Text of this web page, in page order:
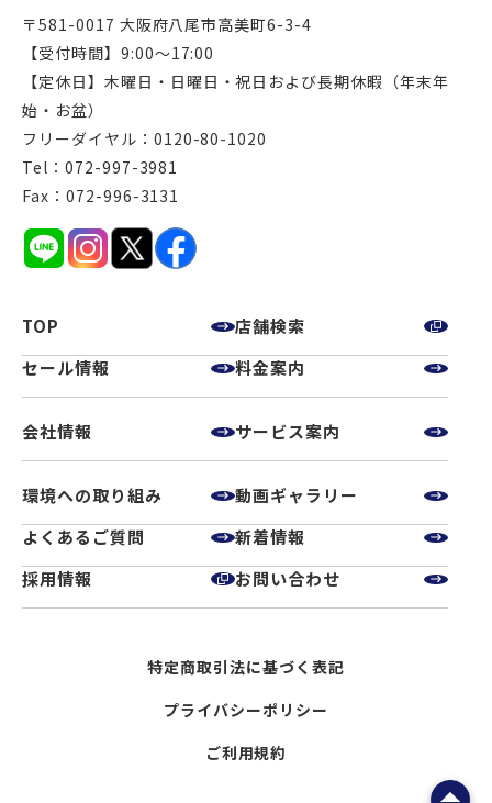
〒581-0017 大阪府八尾市高美町6-3-4
【受付時間】9:00～17:00
【定休日】木曜日・日曜日・祝日および長期休暇（年末年
始・お盆）
フリーダイヤル：0120-80-1020
Tel：072-997-3981
Fax：072-996-3131
TOP
店舗検索
セール情報
料金案内
会社情報 サービス案内
環境への取り組み
動画ギャラリー
よくあるご質問
新着情報
採用情報
お問い合わせ
特定商取引法に基づく表記
プライバシーポリシー
ご利用規約